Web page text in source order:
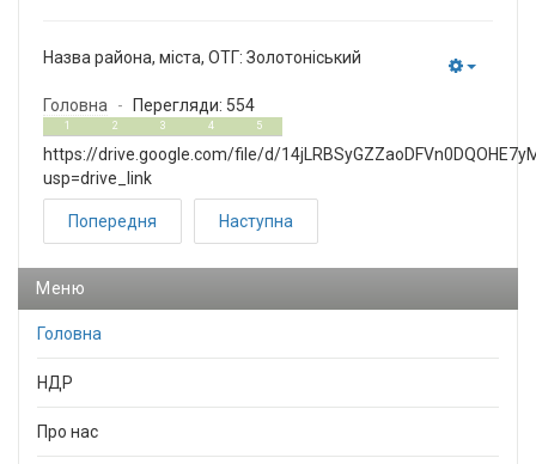
Назва района, міста, ОТГ: Золотоніський
Головна Перегляди: 554
05
1 2 3 4 5
https://drive.google.com/file/d/
usp=drive_link
Попередня Наступна
Меню
Головна
НДР
Про нас